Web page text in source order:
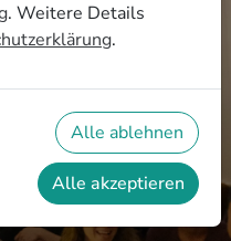
für Dein
zur Bühne und
Acts
. Weitere Details
.
Alle ablehnen
Alle akzeptieren